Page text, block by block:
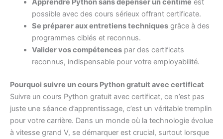
Apprendre Python sans dépenser un centime est
possible avec des cours sérieux offrant certificate.
Se préparer aux entretiens techniquesgrâce à des
programmes ciblés et reconnus.
Valider vos compétencespar des certificats
reconnus, indispensable pour votre employabilité.
Pourquoi suivre un cours Python gratuit avec certificat
Suivre un cours Python gratuit avec certificat, ce n’est pas
juste une séance d’apprentissage, c’est un véritable tremplin
pour votre carrière. Dans un monde où la technologie évolue
à vitesse grand V, se démarquer est crucial, surtout lorsque